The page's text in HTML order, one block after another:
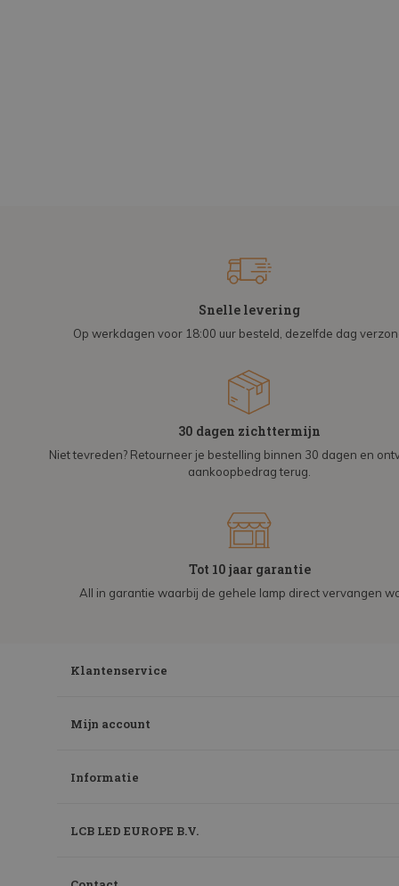
Snelle levering
Op werkdagen voor 18:00 uur besteld, dezelfde dag
30 dagen zichttermijn
Niet tevreden? Retourneer je bestelling binnen 30 dagen en
aankoopbedrag terug.
Tot 10 jaar garantie
All in garantie waarbij de gehele lamp direct vervangen
Klantenservice
Mijn account
Informatie
LCB LED EUROPE B.V.